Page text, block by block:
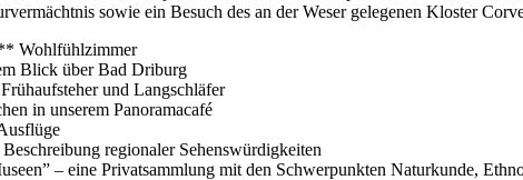
sowie ein Besuch des an der Weser gelegenen Kloster
Wohlfühlzimmer
Blick über Bad Driburg
und Langschläfer
in unserem Panoramacafé
regionaler Sehenswürdigkeiten
– eine Privatsammlung mit den Schwerpunkten Naturkunde,